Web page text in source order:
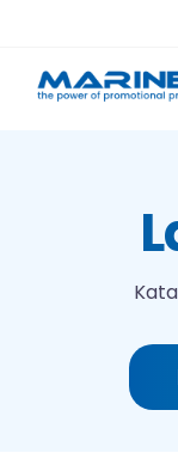
content
Tehnologije